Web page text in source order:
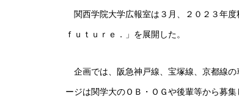
関西学院大学広報室は３月、２０２３年
ｆｕｔｕｒｅ．」を展開した。
企画では、阪急神戸線、宝塚線、京都線
ージは関学大のＯＢ・ＯＧや後輩等から募集